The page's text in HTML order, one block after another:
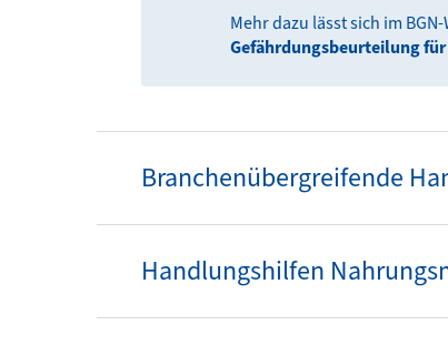
Mehr dazu lässt sich im
Gefährdungsbeurteilung
Branchenübergreifende
Handlungshilfen